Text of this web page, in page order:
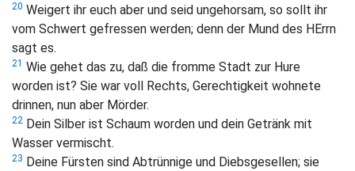
20 Weigert ihr euch aber und seid ungehorsam, so sollt ihr
vom Schwert gefressen werden; denn der Mund des HErrn
sagt es.
21 Wie gehet das zu, daß die fromme Stadt zur Hure
worden ist? Sie war voll Rechts, Gerechtigkeit wohnete
drinnen, nun aber Mörder.
22 Dein Silber ist Schaum worden und dein Getränk mit
Wasser vermischt.
23 Deine Fürsten sind Abtrünnige und Diebsgesellen; sie